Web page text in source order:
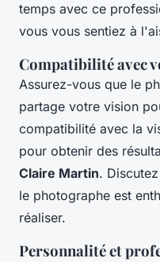
temps avec ce
vous vous sentiez à
Compatibilité avec
Assurez-vous que le
partage votre vision
compatibilité avec la
pour obtenir des
Claire Martin.
le photographe est
réaliser.
Personnalité et